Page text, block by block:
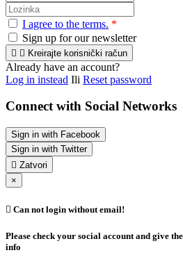
I agree to the terms. *
Sign up for our newsletter
  Kreirajte korisnički račun
Already have an account?
Log in instead Ili Reset password
Connect with Social Networks
Sign in with Facebook
Sign in with Twitter
 Zatvori
×
 Can not login without email!
Please check your social account and give
info